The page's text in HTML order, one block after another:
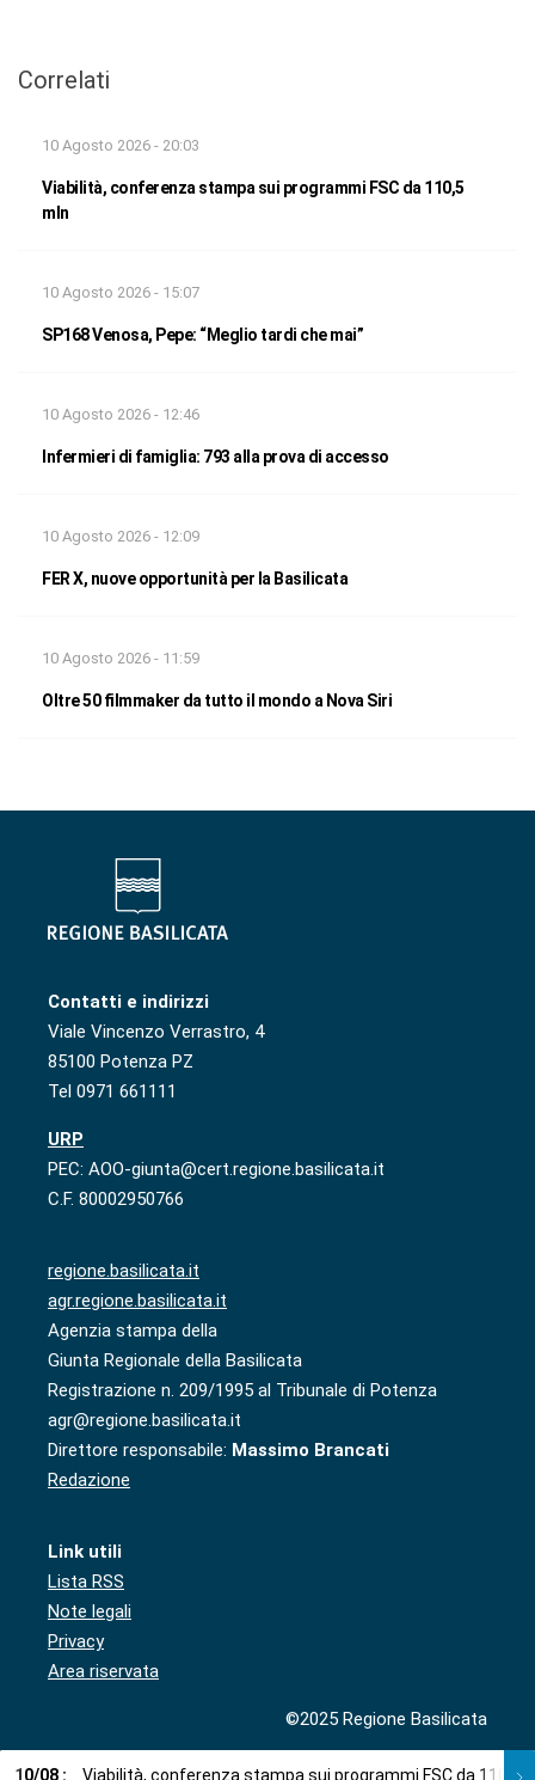
Correlati
10 Agosto 2026 - 20:03
Viabilità, conferenza stampa sui programmi FSC da 110,5
mln
10 Agosto 2026 - 15:07
SP168 Venosa, Pepe: “Meglio tardi che mai”
10 Agosto 2026 - 12:46
Infermieri di famiglia: 793 alla prova di accesso
10 Agosto 2026 - 12:09
FER X, nuove opportunità per la Basilicata
10 Agosto 2026 - 11:59
Oltre 50 filmmaker da tutto il mondo a Nova Siri
Contatti e indirizzi
Viale Vincenzo Verrastro, 4
85100 Potenza PZ
Tel 0971 661111
URP
PEC: AOO-giunta@cert.regione.basilicata.it
C.F. 80002950766
regione.basilicata.it
agr.regione.basilicata.it
Agenzia stampa della
Giunta Regionale della Basilicata
Registrazione n. 209/1995 al Tribunale di Potenza
agr@regione.basilicata.it
Direttore responsabile: Massimo Brancati
Redazione
Link utili
Lista RSS
Note legali
Privacy
Area riservata
©2025 Regione Basilicata
10/08 : Viabilità, conferenza stampa sui programmi FSC da 110,5